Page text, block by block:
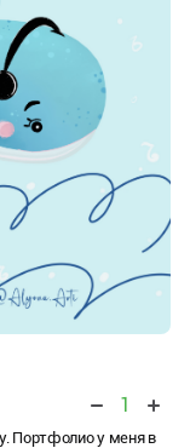
1
Портфолио у меня в